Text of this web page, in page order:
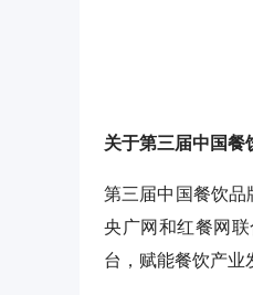
关于第三届中国餐
第三届中国餐饮品
央广网和红餐网
台，赋能餐饮产业